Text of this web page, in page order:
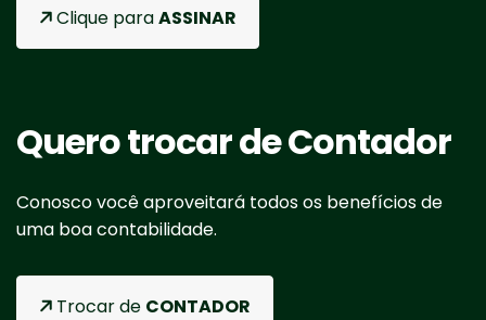
Clique paraASSINAR
Quero trocar de Contador
Conosco você aproveitará todos os benefícios de
uma boa contabilidade.
Trocar de CONTADOR